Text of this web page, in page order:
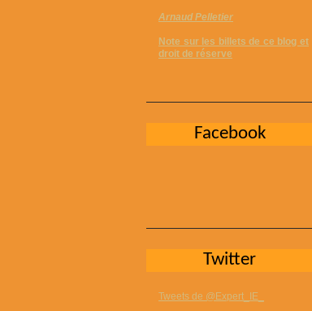
Arnaud Pelletier
Note sur les billets de ce blog et
droit de réserve
Facebook
Twitter
Tweets de @Expert_IE_